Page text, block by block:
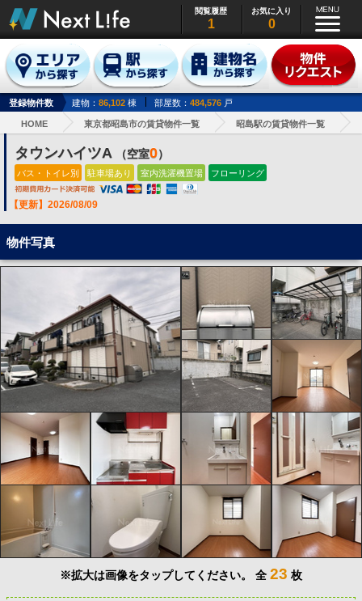
閲覧履歴
1
お気に入り
0
登録物件数 建物： 86,102 棟 部屋数： 484,576 戸
HOME 東京都昭島市の賃貸物件一覧 昭島駅の賃貸物件一覧
タウンハイツA （空室0）
バス・トイレ別 駐車場あり 室内洗濯機置場 フローリング
【更新】2026/08/09
物件写真
※拡大は画像をタップしてください。 全 23 枚